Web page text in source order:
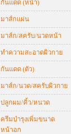
กันแดด (หน้า)
มาส์กแผ่น
มาส์ก/สครับ/นวดหน้า
ทำความสะอาดผิวกาย
กันแดด (ตัว)
มาส์ก/นวด/สครับผิวกาย
ปลูกผม/คิ้ว/หนวด
ครีมบำรุงเพิ่มขนาด
หน้าอก